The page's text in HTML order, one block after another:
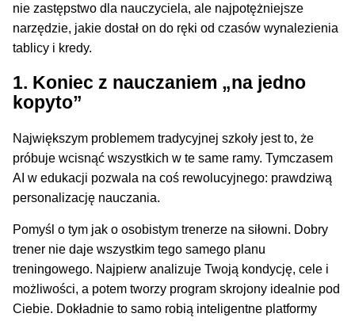
nie zastępstwo dla nauczyciela, ale najpotężniejsze
narzędzie, jakie dostał on do ręki od czasów wynalezienia
tablicy i kredy.
1. Koniec z nauczaniem „na jedno
kopyto”
Największym problemem tradycyjnej szkoły jest to, że
próbuje wcisnąć wszystkich w te same ramy. Tymczasem
AI w edukacji pozwala na coś rewolucyjnego: prawdziwą
personalizację nauczania.
Pomyśl o tym jak o osobistym trenerze na siłowni. Dobry
trener nie daje wszystkim tego samego planu
treningowego. Najpierw analizuje Twoją kondycję, cele i
możliwości, a potem tworzy program skrojony idealnie pod
Ciebie. Dokładnie to samo robią inteligentne platformy